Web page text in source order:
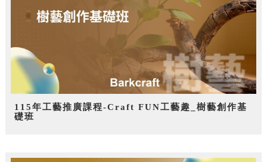
115年工藝推廣課程-Craft FUN工藝趣_樹藝創作基
礎班